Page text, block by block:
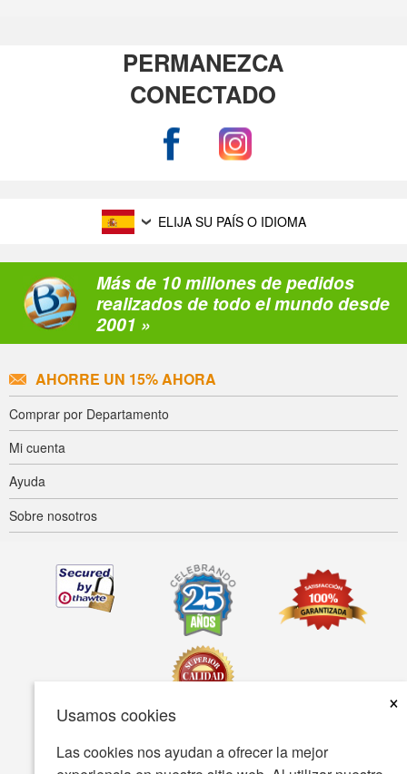
Usamos cookies
×
Las cookies nos ayudan a ofrecer la mejor
PERMANEZCA
CONECTADO
ELIJA SU PAÍS O IDIOMA
Más de 10 millones de pedidos
realizados de todo el mundo desde
2001 »
AHORRE UN 15% AHORA
Comprar por Departamento
Mi cuenta
Ayuda
Sobre nosotros
Accesibilidad Condiciones de uso Política de privacidad